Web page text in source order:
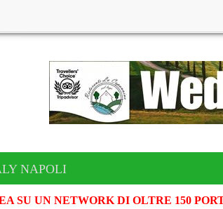
NAPOLI
SU UN NETWORK DI OLTRE 150